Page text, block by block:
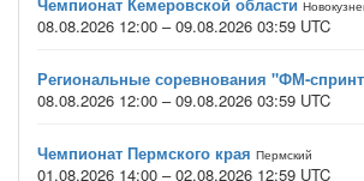
08.08.2026 12:00 – 09.08.2026 03:59 UTC
Региональные соревнования "ФМ-
08.08.2026 12:00 – 09.08.2026 03:59 UTC
Чемпионат Пермского края Пермский
01.08.2026 14:00 – 02.08.2026 12:59 UTC